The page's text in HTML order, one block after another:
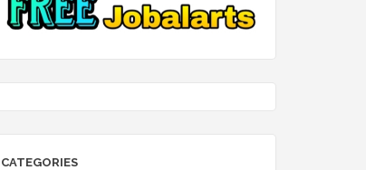
CATEGORIES